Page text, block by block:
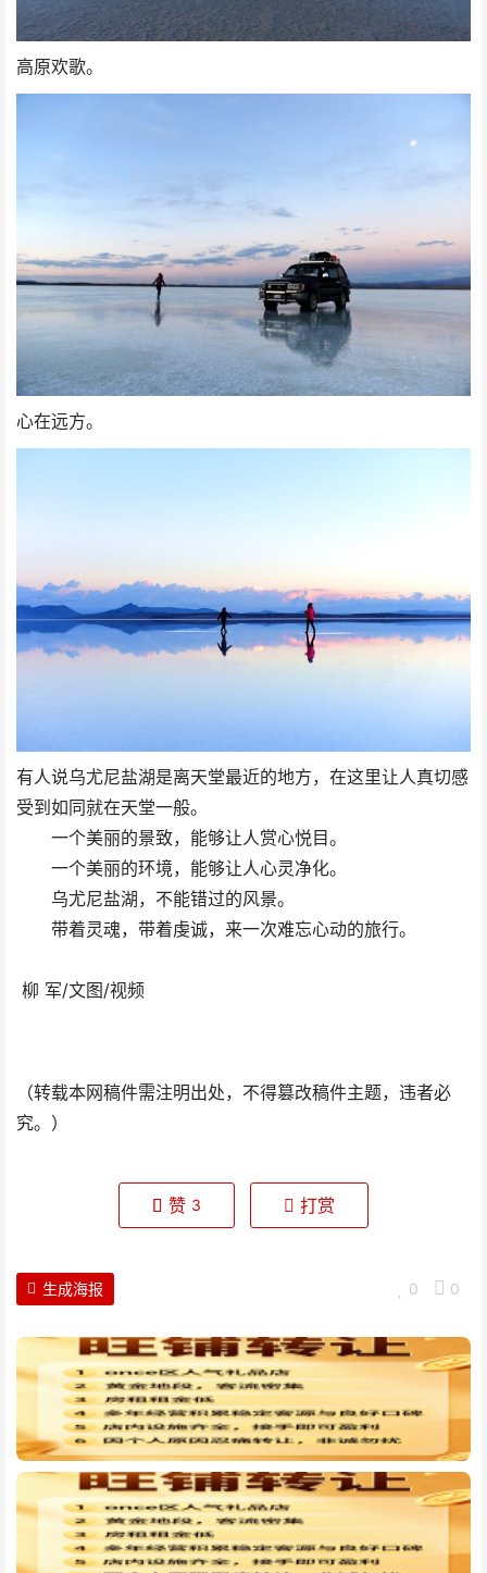
高原欢歌。
心在远方。
有人说乌尤尼盐湖是离天堂最近的地方，在这里让人真切感
受到如同就在天堂一般。
一个美丽的景致，能够让人赏心悦目。
一个美丽的环境，能够让人心灵净化。
乌尤尼盐湖，不能错过的风景。
带着灵魂，带着虔诚，来一次难忘心动的旅行。
柳 军/文图/视频
（转载本网稿件需注明出处，不得篡改稿件主题，违者必
究。）
赞 3 打赏
0 0
生成海报